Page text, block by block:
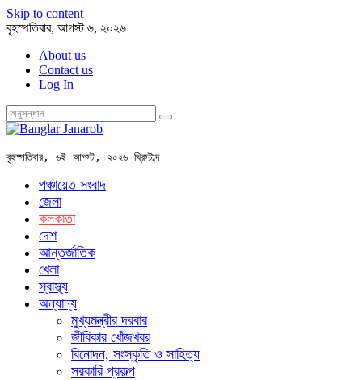
Skip to content
বৃহস্পতিবার, আগস্ট ৬, ২০২৬
About us
Contact us
Log In
বৃহস্পতিবার, ৬ই আগস্ট, ২০২৬ খ্রিস্টাব্দ
পঞ্চায়েত সংবাদ
জেলা
কলকাতা
দেশ
আন্তর্জাতিক
খেলা
স্বাস্থ্য
অন্যান্য
মুখ্যমন্ত্রীর দরবার
জীবিকার খোঁজখবর
বিনোদন, সংস্কৃতি ও সাহিত্য
সরকারি প্রকল্প